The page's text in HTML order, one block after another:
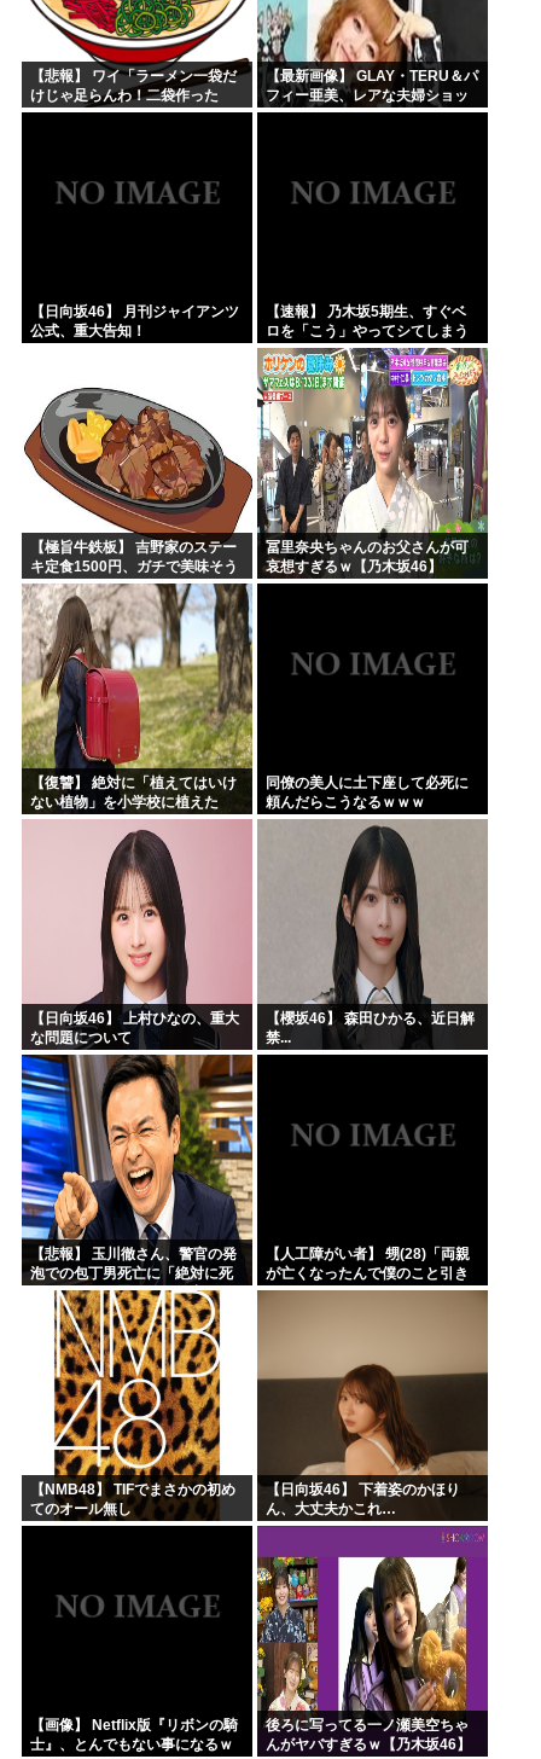
【悲報】 ワイ「ラーメン一袋だ
けじゃ足らんわ！二袋作った
ろ！」→結果ｗｗｗ
【最新画像】 GLAY・TERU＆パ
フィー亜美、レアな夫婦ショッ
トを公開してしまう！
【日向坂46】 月刊ジャイアンツ
公式、重大告知！
【速報】 乃木坂5期生、すぐベ
ロを「こう」やってシてしまう
ｗｗｗｗｗｗ
【極旨牛鉄板】 吉野家のステー
キ定食1500円、ガチで美味そう
ｗｗｗ
冨里奈央ちゃんのお父さんが可
哀想すぎるｗ【乃木坂46】
【復讐】 絶対に「植えてはいけ
ない植物」を小学校に植えた
→20年経って見に行くと…
「！？」衝撃の光景が・・・
同僚の美人に土下座して必死に
頼んだらこうなるｗｗｗ
【日向坂46】 上村ひなの、重大
な問題について
【櫻坂46】 森田ひかる、近日解
禁...
【悲報】 玉川徹さん、警官の発
泡での包丁男死亡に「絶対に死
刑にならない罪なのに警察が死
刑にした！」 → 元警官のマジレ
スがコチラ → ………
【人工障がい者】 甥(28)「両親
が亡くなったんで僕のこと引き
取ってほしいんですけど！」な
【NMB48】 TIFでまさかの初め
てのオール無し
【日向坂46】 下着姿のかほり
ん、大丈夫かこれ…
【画像】 Netflix版『リボンの騎
士』、とんでもない事になるｗ
後ろに写ってる一ノ瀬美空ちゃ
んがヤバすぎるｗ【乃木坂46】